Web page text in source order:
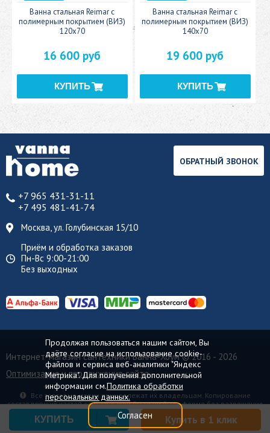
Купить в 1 клик
Ванна стальная Reimar с
полимерным покрытием (ВИЗ)
120x70
16 600 руб
Ванна стальная Reimar с
полимерным покрытием (ВИЗ)
140x70
19 600 руб
+7 965 431-31-11
+7 495 481-41-74
Москва, ул. Голубинская 15/10
Приём и обработка заказов
Пн-Вс 9:00-21:00
Без выходных
ОБРАТНЫЙ ЗВОНОК
Интернет-магазин сантехники Ванна-Хоум© 2016 - 2026
Оптимизация и продвижение сайта
Все торговые марки принадлежат их владельцам. Копирование
составляющих частей сайта в какой бы то ни было форме без разрешения
владельца авторских прав запрещено.
Продолжая пользоваться нашим сайтом, Вы
даёте согласие на использование cookie-
файлов и сервиса веб-аналитики "Яндекс
Метрика". Для получения дополнительной
информации см.Политика обработки
персональных данных.
Согласен